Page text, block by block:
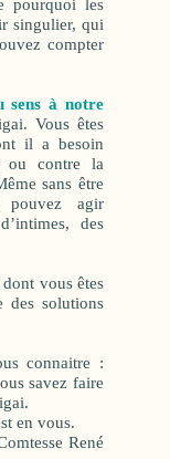
pourquoi les
singulier, qui
compter
sens à notre
Vous êtes
il a besoin
ou contre la
sans être
agir
des
vous êtes
des solutions
connaitre :
savez faire
en vous.
René